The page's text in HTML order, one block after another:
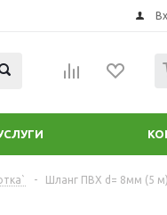
-
Шланг ПВХ d= 8мм (5